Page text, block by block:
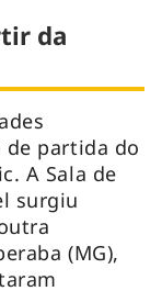
da
partida do
A Sala de
surgiu
(MG),